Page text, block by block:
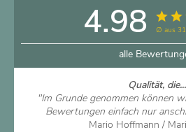
4.98 ∅ aus
alle
Qualität, die...
"Im Grunde genommen können
Bewertungen einfach nur
Mario Hoffmann /